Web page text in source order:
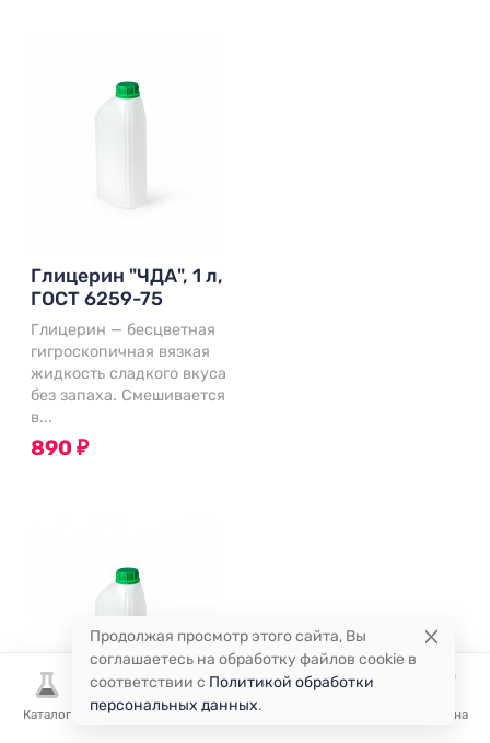
Каталог Избранное Корзина
Глицерин "ЧДА", 1 л,
ГОСТ 6259-75
Глицерин — бесцветная
гигроскопичная вязкая
жидкость сладкого вкуса
без запаха. Смешивается
в...
890 ₽
Продолжая просмотр этого сайта, Вы
соглашаетесь на обработку файлов cookie в
соответствии с Политикой обработки
персональных данных.